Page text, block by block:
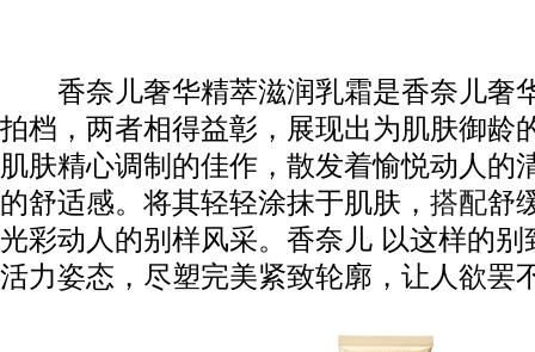
香奈儿奢华精萃滋润乳霜是香奈儿奢
拍档，两者相得益彰，展现出为肌肤御龄
肌肤精心调制的佳作，散发着愉悦动人的
的舒适感。将其轻轻涂抹于肌肤， 搭配舒
光彩动人的别样风采。香奈儿 以这样的
活力姿态，尽塑完美紧致轮廓，让人欲罢